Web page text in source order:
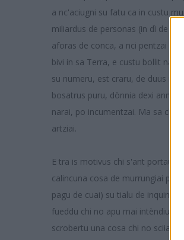
a nc'aciugni su fatu ca in custu
miliardus de personas (in dì de oi
aforas de conca, a nci pentzai
bivi in sa Terra, e custu bollit
su numeru, est craru, de duus
bosatrus puru, dònnia dexi
narai, po incumentzai. Ma sa
artziai.
E tra is motivus chi s'ant portau a
calincuna cosa de murrungiai po
pagu de cuai) su tialu de
fueddu chi no apu mai intèndiu in
scrobertu una cosa chi no sciia,